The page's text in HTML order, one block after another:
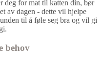
deg for mat til katten din, bør
av dagen - dette vil hjelpe
til å føle seg bra og vil gi
behov